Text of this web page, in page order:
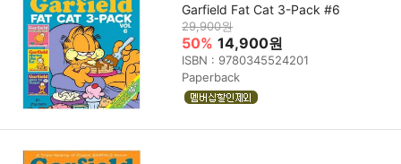
Garfield Fat Cat 3-Pack #6
29,900원
50% 14,900원
ISBN : 9780345524201
Paperback